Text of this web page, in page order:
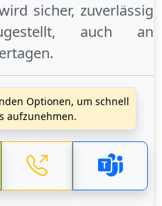
sicher, zuverlässig
auch an
.
Optionen, um schnell
aufzunehmen.